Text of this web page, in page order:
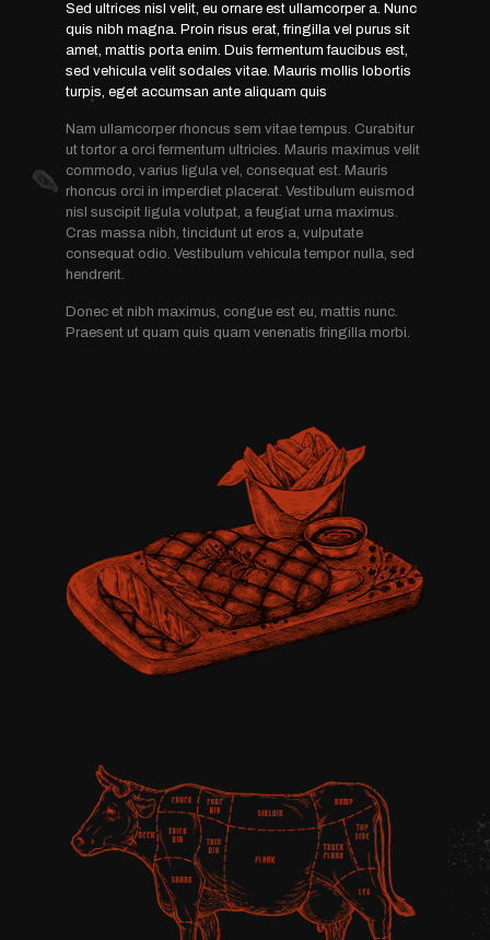
Sed ultrices nisl velit, eu ornare est ullamcorper a. Nunc
quis nibh magna. Proin risus erat, fringilla vel purus sit
amet, mattis porta enim. Duis fermentum faucibus est,
sed vehicula velit sodales vitae. Mauris mollis lobortis
turpis, eget accumsan ante aliquam quis
Nam ullamcorper rhoncus sem vitae tempus. Curabitur
ut tortor a orci fermentum ultricies. Mauris maximus velit
commodo, varius ligula vel, consequat est. Mauris
rhoncus orci in imperdiet placerat. Vestibulum euismod
nisl suscipit ligula volutpat, a feugiat urna maximus.
Cras massa nibh, tincidunt ut eros a, vulputate
consequat odio. Vestibulum vehicula tempor nulla, sed
hendrerit.
Donec et nibh maximus, congue est eu, mattis nunc.
Praesent ut quam quis quam venenatis fringilla morbi.